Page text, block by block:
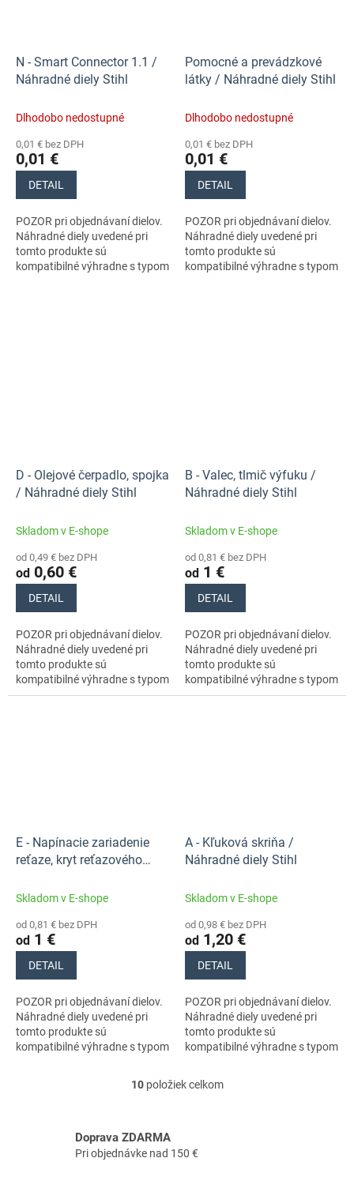
N - Smart Connector 1.1 /
Náhradné diely Stihl
Dlhodobo nedostupné
0,01 € bez DPH
0,01 €
DETAIL
POZOR pri objednávaní dielov.
Náhradné diely uvedené pri
tomto produkte sú
kompatibilné výhradne s typom
Pomocné a prevádzkové
látky / Náhradné diely Stihl
Dlhodobo nedostupné
0,01 € bez DPH
0,01 €
DETAIL
POZOR pri objednávaní dielov.
Náhradné diely uvedené pri
tomto produkte sú
kompatibilné výhradne s typom
D - Olejové čerpadlo, spojka
/ Náhradné diely Stihl
Skladom v E-shope
od 0,49 € bez DPH
od 0,60 €
DETAIL
POZOR pri objednávaní dielov.
Náhradné diely uvedené pri
tomto produkte sú
kompatibilné výhradne s typom
stroja s číslom 11470113000.
B - Valec, tlmič výfuku /
Náhradné diely Stihl
Skladom v E-shope
od 0,81 € bez DPH
od 1 €
DETAIL
POZOR pri objednávaní dielov.
Náhradné diely uvedené pri
tomto produkte sú
kompatibilné výhradne s typom
stroja s číslom 11470113000.
E - Napínacie zariadenie
reťaze, kryt reťazového
Stihl
Skladom v E-shope
od 0,81 € bez DPH
od 1 €
DETAIL
POZOR pri objednávaní dielov.
Náhradné diely uvedené pri
tomto produkte sú
kompatibilné výhradne s typom
A - Kľuková skriňa /
Náhradné diely Stihl
Skladom v E-shope
od 0,98 € bez DPH
od 1,20 €
DETAIL
POZOR pri objednávaní dielov.
Náhradné diely uvedené pri
tomto produkte sú
kompatibilné výhradne s typom
dôkladne...
O
d
10položiek celkom
Doprava ZDARMA
Pri objednávke nad 150 €